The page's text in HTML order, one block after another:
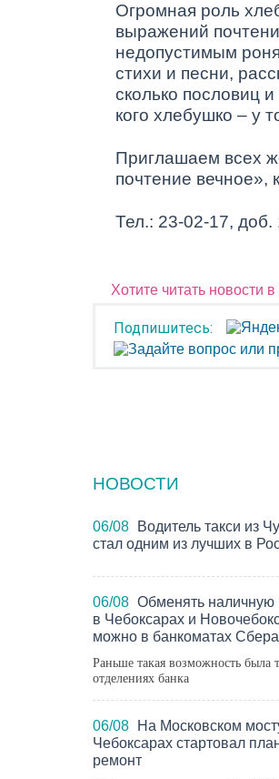
Огромная роль
выражений
недопустимым
стихи и песни,
сколько пословиц
кого хлебушко – у
Приглашаем всех
почтение вечное»,
Тел.: 23-02-17, доб.
Хотите читать новости
Подпишитесь:
НОВОСТИ
06/08
Водитель такси из
стал одним из лучших в
06/08 Обменять наличную
в Чебоксарах и
можно в банкоматах Сбера
Раньше такая возможность была
отделениях банка
06/08
На Московском
Чебоксарах стартовал
ремонт